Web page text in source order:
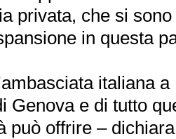
privata, che si
in questa
italiana
Genova e di tutto
può offrire –